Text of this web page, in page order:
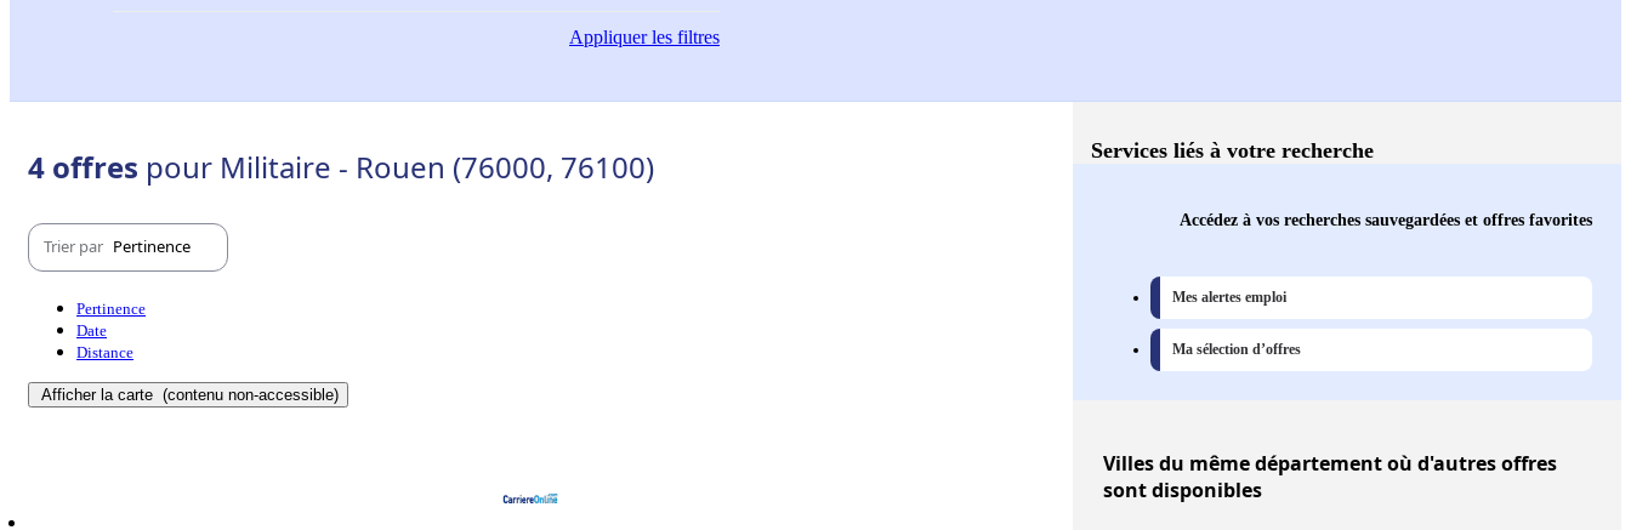
Appliquerles filtres
4 offres pour Militaire - Rouen (76000, 76100)
Trier par Pertinence
Pertinence
Date
Distance
Afficher la carte (contenu non-accessible)
Services liés à votre recherche
Accédez à vos recherches sauvegardées et offres favorites
Mes alertes emploi
Ma sélection d’offres
Villesdu même département où d'autres offres
sont disponibles